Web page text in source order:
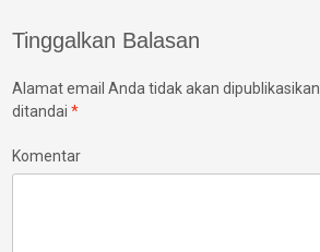
Tinggalkan Balasan
Alamat email Anda tidak akan dipublikasikan.
ditandai*
Komentar